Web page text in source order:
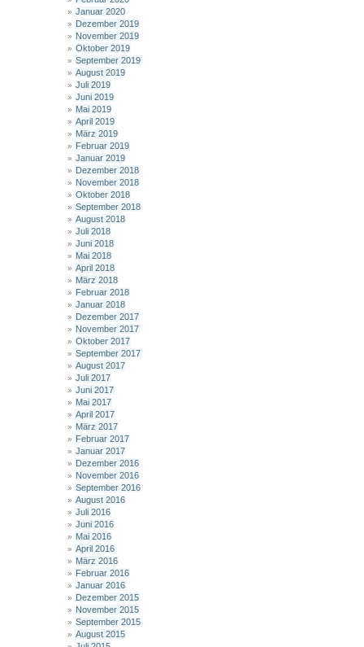
Januar 2020
Dezember 2019
November 2019
Oktober 2019
September 2019
August 2019
Juli 2019
Juni 2019
Mai 2019
April 2019
März 2019
Februar 2019
Januar 2019
Dezember 2018
November 2018
Oktober 2018
September 2018
August 2018
Juli 2018
Juni 2018
Mai 2018
April 2018
März 2018
Februar 2018
Januar 2018
Dezember 2017
November 2017
Oktober 2017
September 2017
August 2017
Juli 2017
Juni 2017
Mai 2017
April 2017
März 2017
Februar 2017
Januar 2017
Dezember 2016
November 2016
September 2016
August 2016
Juli 2016
Juni 2016
Mai 2016
April 2016
März 2016
Februar 2016
Januar 2016
Dezember 2015
November 2015
September 2015
August 2015